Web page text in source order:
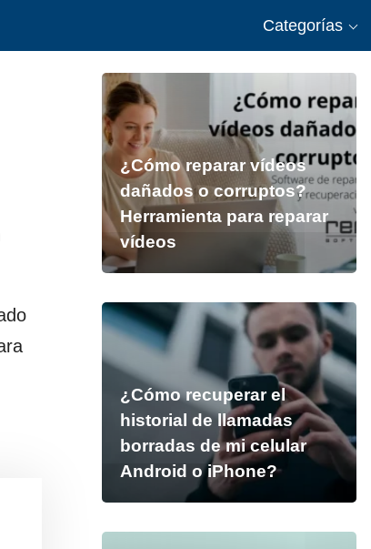
Categorías
¿Cómo reparar vídeos
dañados o corruptos?
Herramienta para reparar
vídeos
¿Cómo recuperar el
historial de llamadas
borradas de mi celular
Android o iPhone?